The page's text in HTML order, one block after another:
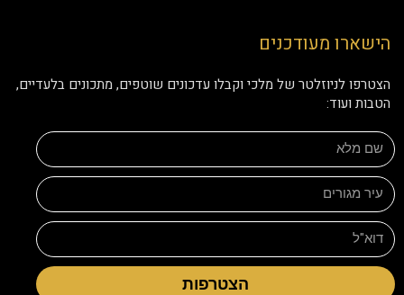
הישארו מעודכנים
הצטרפו לניוזלטר של מלכי וקבלו עדכונים שוטפים, מתכונים בלעדיים,
הטבות ועוד:
הצטרפות